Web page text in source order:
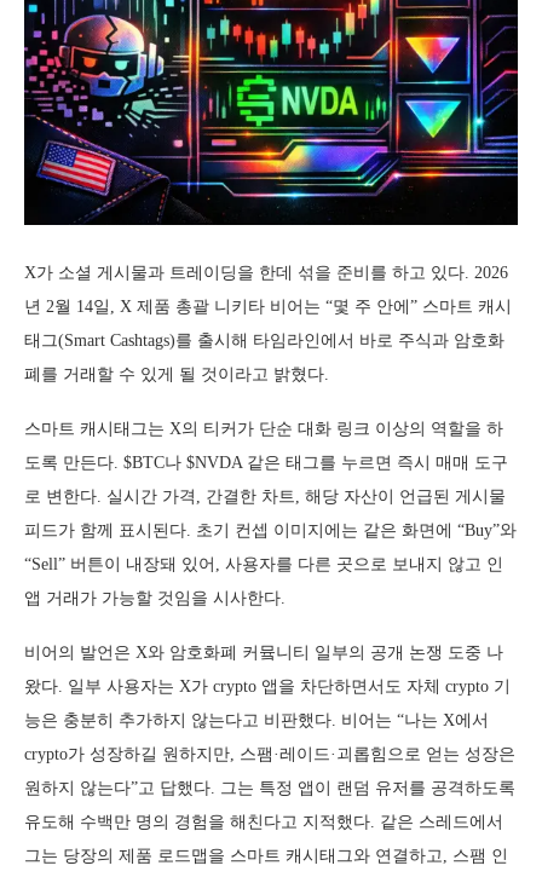
X가 소셜 게시물과 트레이딩을 한데 섞을 준비를 하고 있다. 2026
년 2월 14일, X 제품 총괄 니키타 비어는 “몇 주 안에” 스마트 캐시
태그(Smart Cashtags)를 출시해 타임라인에서 바로 주식과 암호화
폐를 거래할 수 있게 될 것이라고 밝혔다.
스마트 캐시태그는 X의 티커가 단순 대화 링크 이상의 역할을 하
도록 만든다. $BTC나 $NVDA 같은 태그를 누르면 즉시 매매 도구
로 변한다. 실시간 가격, 간결한 차트, 해당 자산이 언급된 게시물
피드가 함께 표시된다. 초기 컨셉 이미지에는 같은 화면에 “Buy”와
“Sell” 버튼이 내장돼 있어, 사용자를 다른 곳으로 보내지 않고 인
앱 거래가 가능할 것임을 시사한다.
비어의 발언은 X와 암호화폐 커뮼니티 일부의 공개 논쟁 도중 나
왔다. 일부 사용자는 X가 crypto 앱을 차단하면서도 자체 crypto 기
능은 충분히 추가하지 않는다고 비판했다. 비어는 “나는 X에서
crypto가 성장하길 원하지만, 스팸·레이드·괴롭힘으로 얻는 성장은
원하지 않는다”고 답했다. 그는 특정 앱이 랜덤 유저를 공격하도록
유도해 수백만 명의 경험을 해친다고 지적했다. 같은 스레드에서
그는 당장의 제품 로드맵을 스마트 캐시태그와 연결하고, 스팸 인